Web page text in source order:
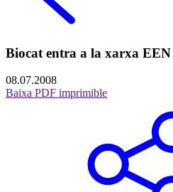
Biocat entra a la xarxa EEN
08.07.2008
Baixa PDF imprimible